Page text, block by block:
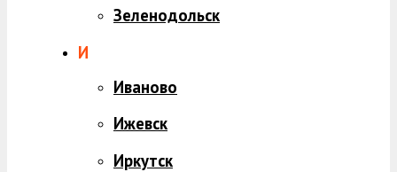
Зеленодольск
И
Иваново
Ижевск
Иркутск